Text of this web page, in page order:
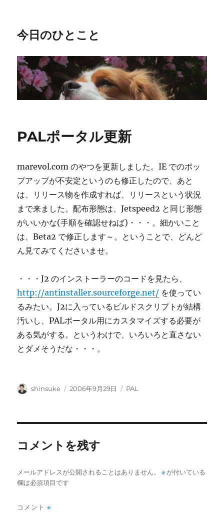
今日のひとこと
PALポータル更新
marevol.com のやつを更新しました。IE でのポッ
プアップが不安定というのも修正したので、あと
は、リリース物を作成すれば、リリースという状況
まで来ました。配布形態は、Jetspeed2 と同じ形態
がいいかな(手順を確認せねば)・・・。細かいこと
は、Beta2 で修正します～。ということで、どんど
ん見てみてくださいませ。
・・・J2 のインストーラーのコードを見たら、
http://antinstaller.sourceforge.net/ を使ってい
るみたい。J2に入っているビルドスクリプトが結構
汚いし、PALポータル用にカスタマイズする必要が
ある気がする。というわけで、いろいろと直さない
とダメそうだな・・・。
投
shinsuke
投
2006年9月29日
カ
PAL
コメントを残す
メールアドレスが公開されることはありません。 ※が付いている
欄は必須項目です
コメント※